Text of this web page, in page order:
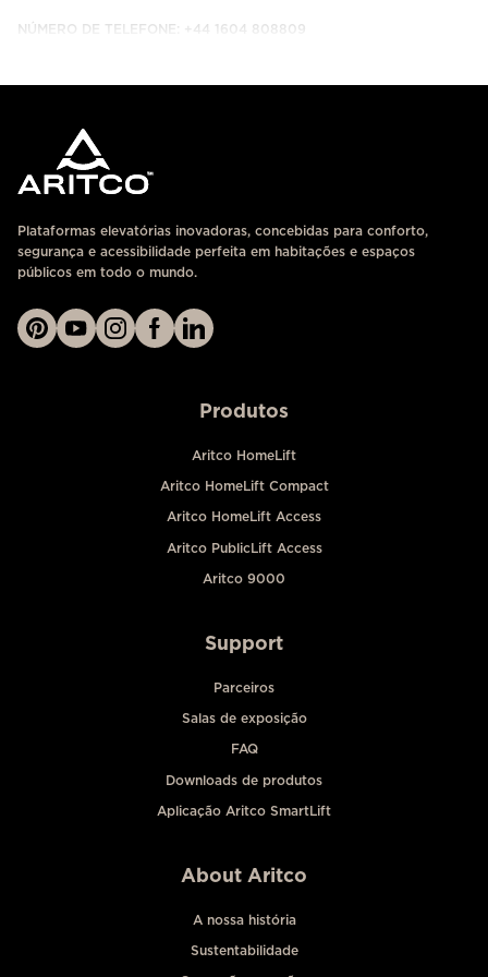
NÚMERO DE TELEFONE: +44 1604 808809
Plataformas elevatórias inovadoras, concebidas para conforto,
segurança e acessibilidade perfeita em habitações e espaços
públicos em todo o mundo.
Produtos
Aritco HomeLift
Aritco HomeLift Compact
Aritco HomeLift Access
Aritco PublicLift Access
Aritco 9000
Support
Parceiros
Salas de exposição
FAQ
Downloads de produtos
Aplicação Aritco SmartLift
About Aritco
A nossa história
Sustentabilidade